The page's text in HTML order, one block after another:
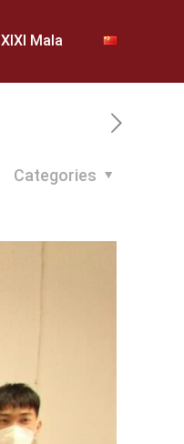
XIXI Mala
Categories